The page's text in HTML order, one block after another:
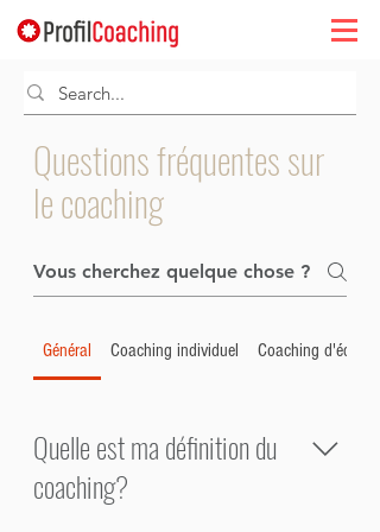
Questions fréquentes sur
le coaching
Général Coaching individuel Coaching d'équipe
Quelle est ma définition du
coaching?